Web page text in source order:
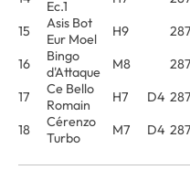
Ec.1
15
Asis Bot
Eur Moel
H9
16
Bingo
d'Attaque
M8
17
Ce Bello
Romain
H7 D4
18
Cérenzo
Turbo
M7 D4